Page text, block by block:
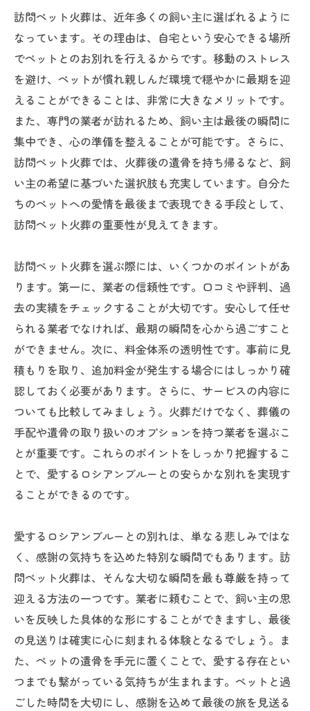
訪問ペット火葬は、近年多くの飼い主に選ばれるように
なっています。その理由は、自宅という安心できる場所
でペットとのお別れを行えるからです。移動のストレス
を避け、ペットが慣れ親しんだ環境で穏やかに最期を迎
えることができることは、非常に大きなメリットです。
また、専門の業者が訪れるため、飼い主は最後の瞬間に
集中でき、心の準備を整えることが可能です。さらに、
訪問ペット火葬では、火葬後の遺骨を持ち帰るなど、飼
い主の希望に基づいた選択肢も充実しています。自分た
ちのペットへの愛情を最後まで表現できる手段として、
訪問ペット火葬の重要性が見えてきます。
訪問ペット火葬を選ぶ際には、いくつかのポイントがあ
ります。第一に、業者の信頼性です。口コミや評判、過
去の実績をチェックすることが大切です。安心して任せ
られる業者でなければ、最期の瞬間を心から過ごすこと
ができません。次に、料金体系の透明性です。事前に見
積もりを取り、追加料金が発生する場合にはしっかり確
認しておく必要があります。さらに、サービスの内容に
ついても比較してみましょう。火葬だけでなく、葬儀の
手配や遺骨の取り扱いのオプションを持つ業者を選ぶこ
とが重要です。これらのポイントをしっかり把握するこ
とで、愛するロシアンブルーとの安らかな別れを実現す
ることができるのです。
愛するロシアンブルーとの別れは、単なる悲しみではな
く、感謝の気持ちを込めた特別な瞬間でもあります。訪
問ペット火葬は、そんな大切な瞬間を最も尊厳を持って
迎える方法の一つです。業者に頼むことで、飼い主の思
いを反映した具体的な形にすることができますし、最後
の見送りは確実に心に刻まれる体験となるでしょう。ま
た、ペットの遺骨を手元に置くことで、愛する存在とい
つまでも繋がっている気持ちが生まれます。ペットと過
ごした時間を大切にし、感謝を込めて最後の旅を見送る